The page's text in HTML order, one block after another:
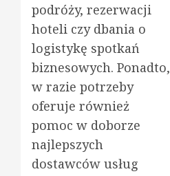
podróży, rezerwacji
hoteli czy dbania o
logistykę spotkań
biznesowych. Ponadto,
w razie potrzeby
oferuje również
pomoc w doborze
najlepszych
dostawców usług